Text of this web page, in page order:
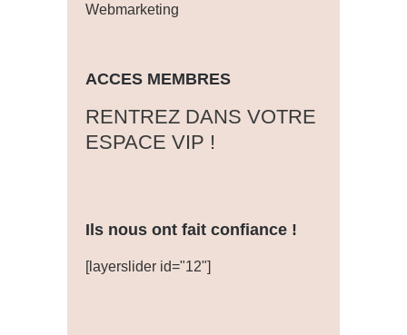
Webmarketing
ACCES MEMBRES
‎RENTREZ DANS VOTRE
ESPACE VIP !
Ils nous ont fait confiance !
[layerslider id="12"]